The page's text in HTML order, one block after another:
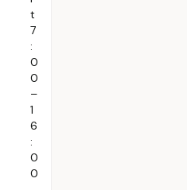
t
7
:
0
0
–
1
6
:
0
0